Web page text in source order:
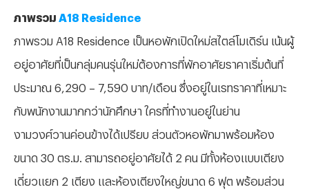
ภาพรวม A18 Residence
ภาพรวม A18 Residence เป็นหอพักเปิดใหม่สไตล์โมเดิร์น เน้นผู้
อยู่อาศัยที่เป็นกลุ่มคนรุ่นใหม่ต้องการที่พักอาศัยราคาเริ่มต้นที่
ประมาณ 6,290 – 7,590 บาท/เดือน ซึ่งอยู่ในเรทราคาที่เหมาะ
กับพนักงานมากกว่านักศึกษา ใครที่ทำงานอยู่ในย่าน
งามวงศ์วานค่อนข้างได้เปรียบ ส่วนตัวหอพักมาพร้อมห้อง
ขนาด 30 ตร.ม. สามารถอยู่อาศัยได้ 2 คน มีทั้งห้องแบบเตียง
เดี่ยวแยก 2 เตียง และห้องเตียงใหญ่ขนาด 6 ฟุต พร้อมส่วน